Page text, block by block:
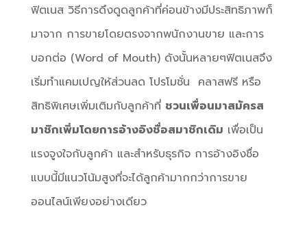
ฟิตเนส วิธีการดึงดูดลูกค้าที่ค่อนข้างมีประสิทธิภาพก็
มาจาก การขายโดยตรงจากพนักงานขาย และการ
บอกต่อ (Word of Mouth) ดังนั้นหลายๆฟิตเนสจึง
เริ่มทำแคมเปญให้ส่วนลด โปรโมชั่น คลาสฟรี หรือ
สิทธิพิเศษเพิ่มเติมกับลูกค้าที่ ชวนเพื่อนมาสมัครส
มาชิกเพิ่มโดยการอ้างอิงชื่อสมาชิกเดิม เพื่อเป็น
แรงจูงใจกับลูกค้า และสำหรับธุรกิจ การอ้างอิงชื่อ
แบบนี้มีแนวโน้มสูงที่จะได้ลูกค้ามากกว่าการขาย
ออนไลน์เพียงอย่างเดียว